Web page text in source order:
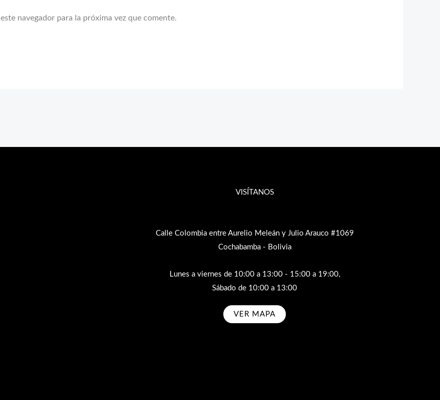
navegador para la próxima vez que comente.
VISÍTANOS
Calle Colombia entre Aurelio Meleán y Julio Arauco #1069
Cochabamba - Bolivia
Lunes a viernes de 10:00 a 13:00 - 15:00 a 19:00,
Sábado de 10:00 a 13:00
VER MAPA